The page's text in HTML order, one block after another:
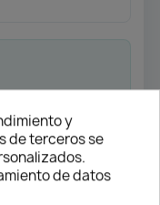
y
de terceros se
de datos